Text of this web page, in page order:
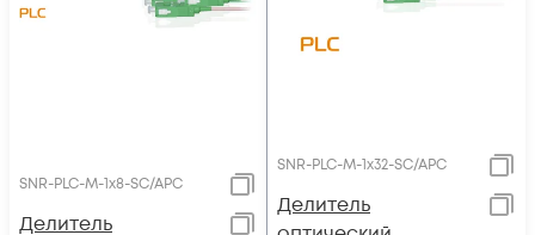
SNR-PLC-M-1x8-SC/APC
Делитель
SNR-PLC-M-1x32-SC/APC
Делитель